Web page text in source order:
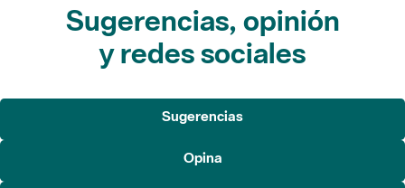
Sugerencias, opinión
y redes sociales
Sugerencias
Opina